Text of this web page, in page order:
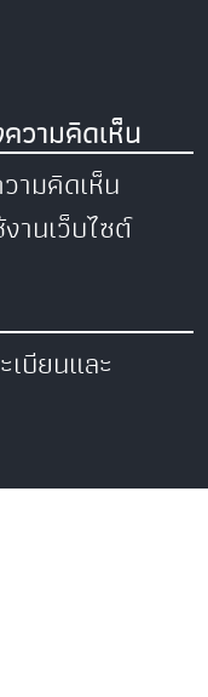
วามคิดเห็น
ามคิดเห็น
านเว็บไซต์
เบียนและ